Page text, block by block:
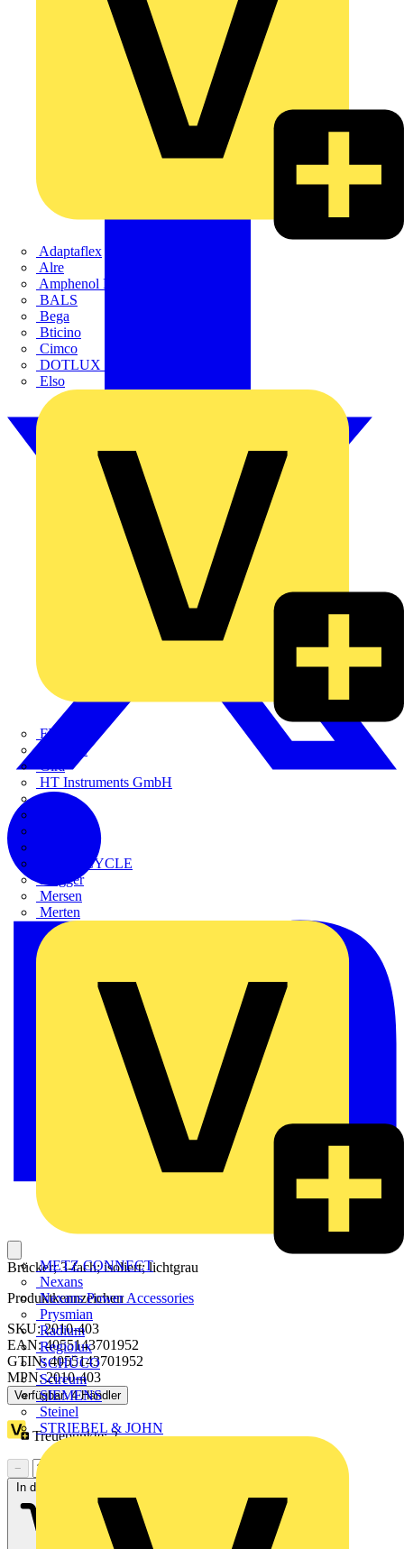
Adaptaflex
Alre
Amphenol FTG
BALS
Bega
Bticino
Cimco
DOTLUX GmbH
Elso
FINDER
FLUKE
Gira
HT Instruments GmbH
iHaus
LIGHTCYCLE
Megger
Mersen
Merten
METZ CONNECT
Nexans
Nexans Power Accessories
Prysmian
Radium
Regiolux
SCHÜCO
Scireum
SIEMENS
Steinel
STRIEBEL & JOHN
Brücker; 3-fach; isoliert; lichtgrau
Produktkennzeichen
SKU: 2010-403
EAN: 4055143701952
GTIN: 4055143701952
MPN: 2010-403
Verfügbar: 4 Händler
Treuepunkte:2
−
In den Warenkorb